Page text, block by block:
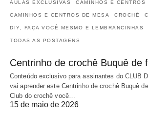
AULAS EXCLUSIVAS CAMINHOS E CENTROS
CAMINHOS E CENTROS DE MESA CROCHÊ
DIY, FAÇA VOCÊ MESMO E LEMBRANCINHAS
TODAS AS POSTAGENS
Centrinho de crochê Buquê de
Conteúdo exclusivo para assinantes do CLUB
vai aprender este Centrinho de crochê Buquê
Club do crochê você…
15 de maio de 2026